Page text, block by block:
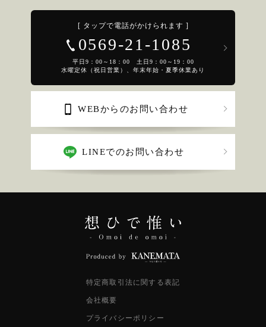
[ タップで電話がかけられます ]
0569-21-1085
平日9：00～18：00 土日9：00～19：00
水曜定休（祝日営業）、年末年始・夏季休業あり
WEBからのお問い合わせ
LINEでのお問い合わせ
特定商取引法に関する表記
会社概要
プライバシーポリシー